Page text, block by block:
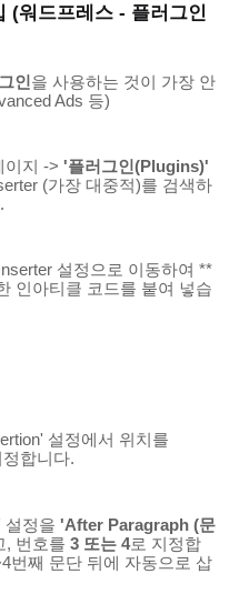
(워드프레스 - 플러그인
인 을 사용하는 것이 가장 안
Ads 등)
이지 -> '플러그인(Plugins)'
(가장 대중적)를 검색하
설정으로 이동하여 **
인아티클 코드를 붙여 넣습
설정에서 위치를
정합니다.
설정을 'After Paragraph (문
, 번호를 3 또는 4로 지정합
번째 문단 뒤에 자동으로 삽